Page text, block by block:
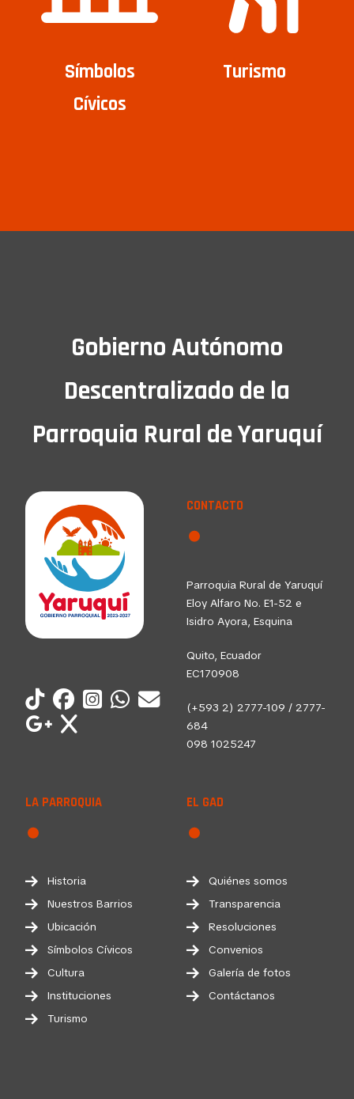
Símbolos
Cívicos
Turismo
Gobierno Autónomo
Descentralizado de la
Parroquia Rural de Yaruquí
CONTACTO
Parroquia Rural de Yaruquí
Eloy Alfaro No. E1-52 e
Isidro Ayora, Esquina
Quito, Ecuador
EC170908
(+593 2) 2777-109 / 2777-
684
098 1025247
LA PARROQUIA
Historia
Nuestros Barrios
Ubicación
Símbolos Cívicos
Cultura
Instituciones
Turismo
EL GAD
Quiénes somos
Transparencia
Resoluciones
Convenios
Galería de fotos
Contáctanos